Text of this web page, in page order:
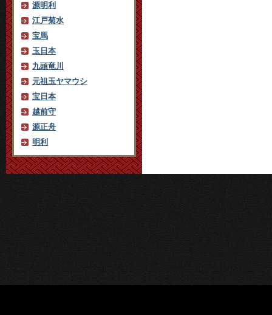
源明利
江戸菊水
宝馬
玉日本
九頭竜川
元祖玉ヤマウシ
宝日本
越前守
源正舟
明利